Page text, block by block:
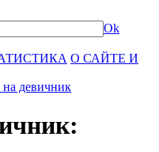
Ok
О САЙТЕ И
на девичник